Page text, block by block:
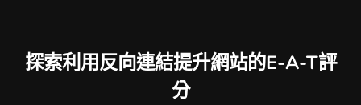
探索利用反向連結提升網站的E-A-T評
分